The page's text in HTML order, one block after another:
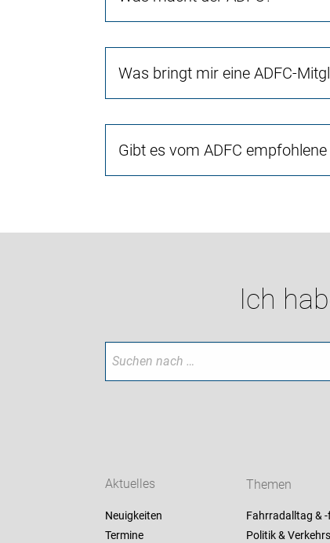
Was bringt mir eine ADFC-
Gibt es vom ADFC
Ich
Aktuelles
Neuigkeiten
Termine
Themen
Fahrradalltag &
Politik &